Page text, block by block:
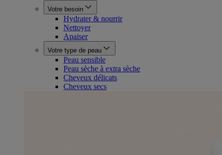
Votre besoin
Hydrater & nourrir
Nettoyer
Apaiser
Votre type de peau
Peau sensible
Peau sèche à extra sèche
Cheveux délicats
Cheveux secs